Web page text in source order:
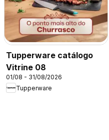
Tupperware catálogo
Vitrine 08
01/08 - 31/08/2026
Tupperware